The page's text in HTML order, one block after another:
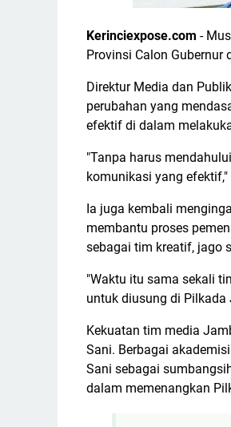
Kerinciexpose.com -
Provinsi Calon
Direktur Media dan
perubahan yang
efektif di dalam
"Tanpa harus
komunikasi yang
Ia juga kembali
membantu proses
sebagai tim kreatif, jago
"Waktu itu sama sekali
untuk diusung di Pilkada
Kekuatan tim media
Sani. Berbagai
Sani sebagai
dalam memenangkan